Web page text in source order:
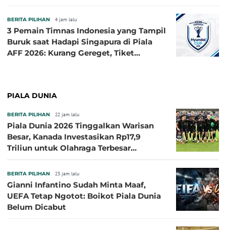
BERITA PILIHAN 4 jam lalu
3 Pemain Timnas Indonesia yang Tampil
Buruk saat Hadapi Singapura di Piala
AFF 2026: Kurang Gereget, Tiket
PIALA DUNIA
BERITA PILIHAN 22 jam lalu
Piala Dunia 2026 Tinggalkan Warisan
Besar, Kanada Investasikan Rp17,9
Triliun untuk Olahraga Terbesar
BERITA PILIHAN 23 jam lalu
Gianni Infantino Sudah Minta Maaf,
UEFA Tetap Ngotot: Boikot Piala Dunia
Belum Dicabut